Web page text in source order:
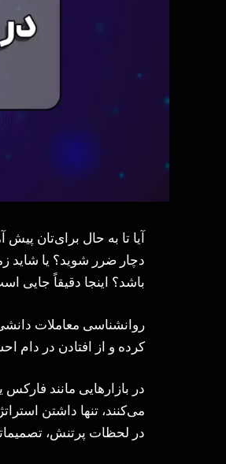
آیا تا به حال برای‌تان
دچار ضرر شوید؟ یا شاید
باشد؟ اینجا دقیقاً جایی
روانشناسی معاملات
کرده و از افتادن در دام
در بازارهایی مانند
می‌کنند، تنها داشتن
در لحظات پرتنش،